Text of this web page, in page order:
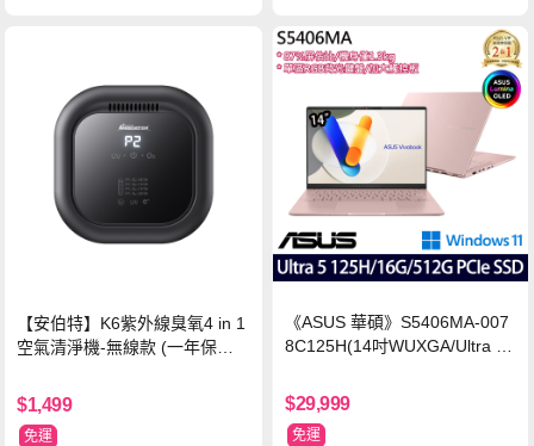
【安伯特】K6紫外線臭氧4 in 1
空氣清淨機-無線款 (一年保固)
離子淨化
$1,499
免運
《ASUS 華碩》S5406MA-007
8C125H(14吋WUXGA/Ultra 5
n11/二年保)
$29,999
免運